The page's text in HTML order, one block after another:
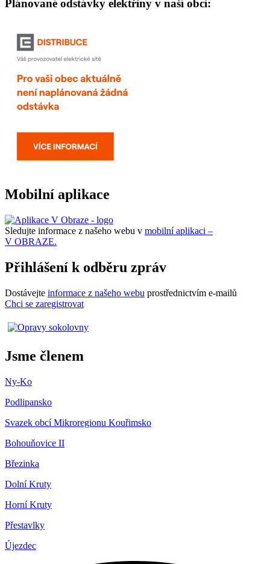
Plánované odstávky elektřiny v naší obci:
Mobilní aplikace
Sledujte informace z našeho webu v mobilní aplikaci –
V OBRAZE.
Přihlášení k odběru zpráv
Dostávejte informace z našeho webu prostřednictvím e-mailů
Chci se zaregistrovat
Jsme členem
Ny-Ko
Podlipansko
Svazek obcí Mikroregionu Kouřimsko
Bohouňovice II
Březinka
Dolní Kruty
Horní Kruty
Přestavlky
Újezdec